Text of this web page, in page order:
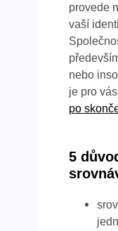
provede
vaší
nebo
je pro
po
5